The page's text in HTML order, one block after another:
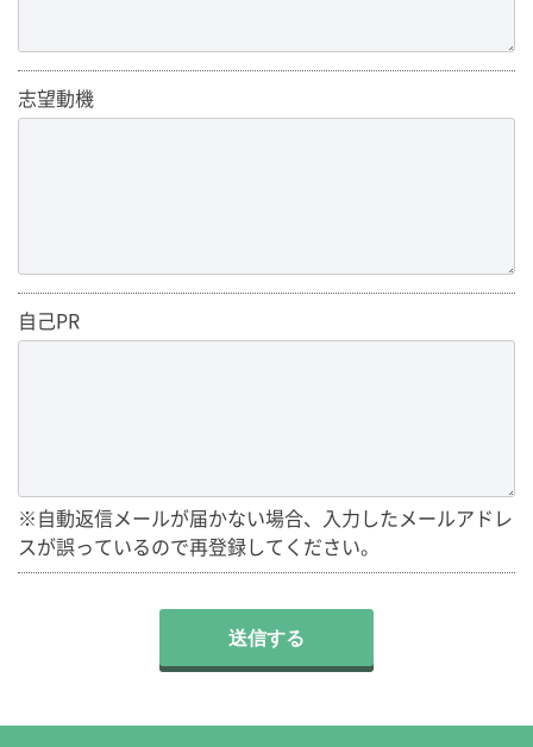
志望動機
自己PR
※自動返信メールが届かない場合、入力したメールアドレ
スが誤っているので再登録してください。